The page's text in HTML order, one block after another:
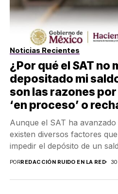
Noticias Recientes
¿Por qué el SAT no
depositado mi
son las razones
‘en proceso’ o
Aunque el SAT ha
existen diversos factores
impedir el depósito de un
PORREDACCIÓN RUIDO EN LA RED